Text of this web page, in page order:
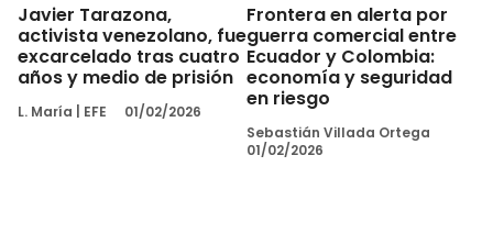
Javier Tarazona,
activista venezolano, fue
excarcelado tras cuatro
años y medio de prisión
L. María EFE 01/02/2026
Frontera en alerta por
guerra comercial entre
Ecuador y Colombia:
economía y seguridad
en riesgo
Sebastián Villada Ortega
01/02/2026